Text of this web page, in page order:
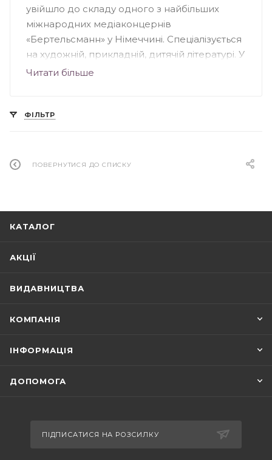
увійшло до складу одного з найбільших
міжнародних медіаконцернів
«Бертельсманн» у Німеччині. Спеціалізується
на художній, прикладній, дитячій літературі. У
видавництві вийшли друком світові
інших. У «КДС» побачили світ книги
«КСД» займається багатьма книжковими
Читати більше
ФІЛЬТР
ПОВЕРНУТИСЯ ДО СПИСКУ
КАТАЛОГ
АКЦІЇ
ВИДАВНИЦТВА
КОМПАНІЯ
ІНФОРМАЦІЯ
ДОПОМОГА
ПІДПИСАТИСЯ НА РОЗСИЛКУ